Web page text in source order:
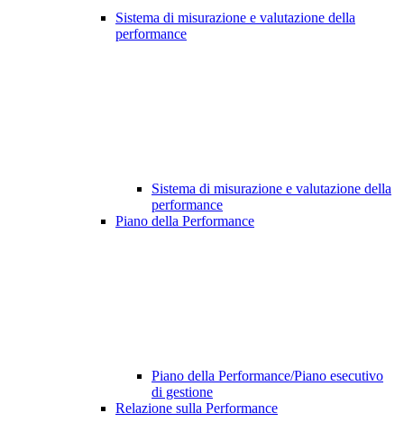
Sistema di misurazione e valutazione della
performance
Sistema di misurazione e valutazione della
performance
Piano della Performance
Piano della Performance/Piano esecutivo
di gestione
Relazione sulla Performance